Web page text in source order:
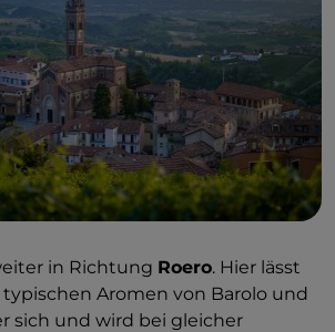
in Richtung Roero. Hier lässt
Aromen von Barolo und
sich und wird bei gleicher